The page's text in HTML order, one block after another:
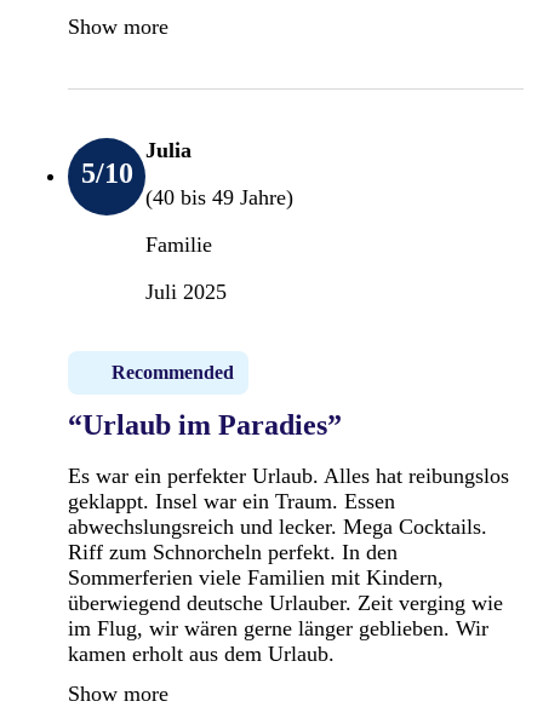
Show more
5/10
Julia
(40 bis 49 Jahre)
Familie
Juli 2025
Recommended
“Urlaub im Paradies”
Es war ein perfekter Urlaub. Alles hat reibungslos
geklappt. Insel war ein Traum. Essen
abwechslungsreich und lecker. Mega Cocktails.
Riff zum Schnorcheln perfekt. In den
Sommerferien viele Familien mit Kindern,
überwiegend deutsche Urlauber. Zeit verging wie
im Flug, wir wären gerne länger geblieben. Wir
kamen erholt aus dem Urlaub.
Show more